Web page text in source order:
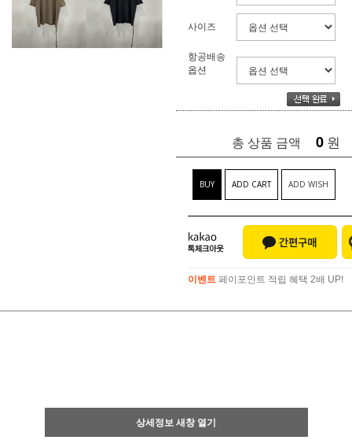
사이즈
항공배송
옵션
총 상품 금액 0 원
BUY ADD CART ADD WISH
이벤트 페이포인트 적립 혜택 2배 UP!
상세정보 새창 열기